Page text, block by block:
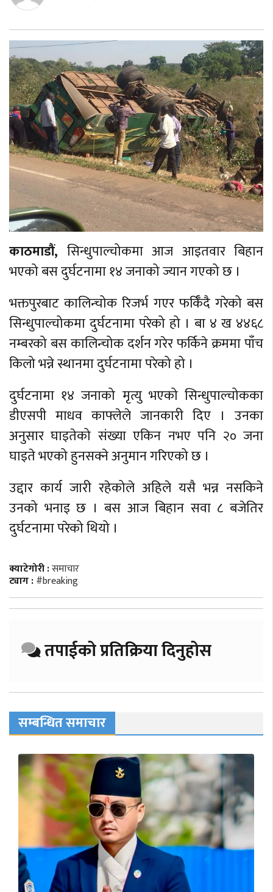
काठमाडौं, सिन्धुपाल्चोकमा आज आइतवार बिहान
भएको बस दुर्घटनामा १४ जनाको ज्यान गएको छ ।
भक्तपुरबाट कालिन्चोक रिजर्भ गएर फर्किँदै गरेको बस
सिन्धुपाल्चोकमा दुर्घटनामा परेको हो । बा ४ ख ४४६८
नम्बरको बस कालिन्चोक दर्शन गरेर फर्किने क्रममा पाँच
किलो भन्ने स्थानमा दुर्घटनामा परेको हो ।
दुर्घटनामा १४ जनाको मृत्यु भएको सिन्धुपाल्चोकका
डीएसपी माधव काफ्लेले जानकारी दिए । उनका
अनुसार घाइतेको संख्या एकिन नभए पनि २० जना
घाइते भएको हुनसक्ने अनुमान गरिएको छ ।
उद्दार कार्य जारी रहेकोले अहिले यसै भन्न नसकिने
उनको भनाइ छ । बस आज बिहान सवा ८ बजेतिर
दुर्घटनामा परेको थियो ।
क्याटेगोरी :समाचार
ट्याग :#breaking
तपाईको प्रतिक्रिया दिनुहोस
सम्बन्धित समाचार